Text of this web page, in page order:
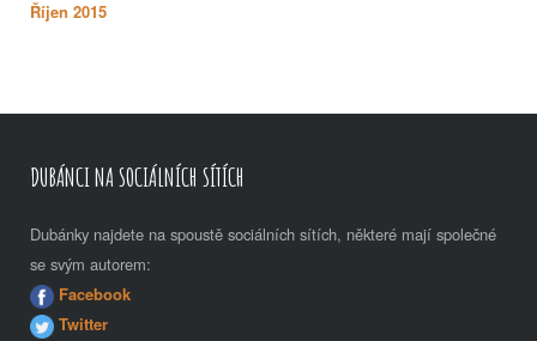
Říjen 2015
DUBÁNCI NA SOCIÁLNÍCH SÍTÍCH
Dubánky najdete na spoustě sociálních sítích, některé mají společné
se svým autorem:
Facebook
Twitter